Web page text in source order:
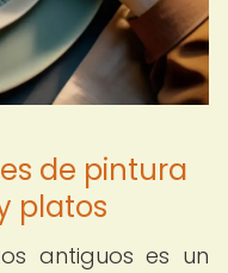
de pintura
platos
antiguos es un